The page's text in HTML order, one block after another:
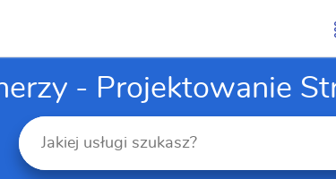
- Projektowanie